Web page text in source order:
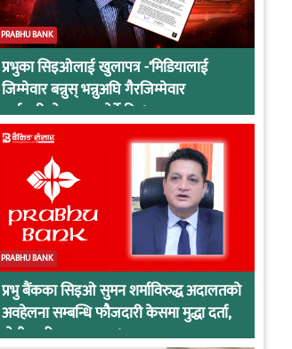
PRABHU BANK
प्रभुका सिइओलाई खुलापत्र -‘मिडियालाई
जिम्मेवार बन्नुस् भन्नुअघि गैरजिम्मेवार
कर्मचारीको व्यवहार हेर्ने कि !
PRABHU BANK
प्रभु बैंकका सिइओ सुमन शर्माविरुद्ध अदालतको
अवहेलना सम्बन्धि फौजदारी केसमा मुद्धा दर्ता,
दोषी ठहरिए जान्छ पद !